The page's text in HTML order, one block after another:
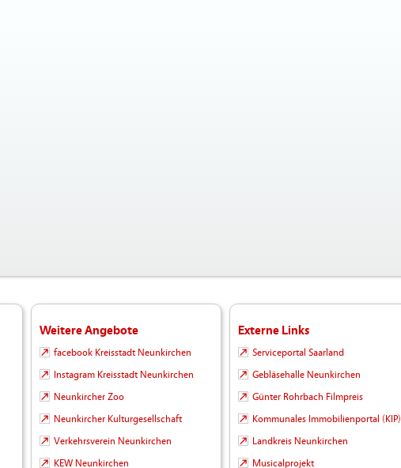
Weitere Angebote
facebook Kreisstadt Neunkirchen
Instagram Kreisstadt Neunkirchen
Neunkircher Zoo
Neunkircher Kulturgesellschaft
Verkehrsverein Neunkirchen
KEW Neunkirchen
Externe Links
Serviceportal Saarland
Gebläsehalle Neunkirchen
Günter Rohrbach Filmpreis
Kommunales Immobilienportal (KIP)
Landkreis Neunkirchen
Musicalprojekt